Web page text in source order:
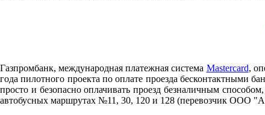
Газпромбанк, международная платежная система Mastercard,
года пилотного проекта по оплате проезда бесконтактными
просто и безопасно оплачивать проезд безналичным
автобусных маршрутах №11, 30, 120 и 128 (перевозчик ООО